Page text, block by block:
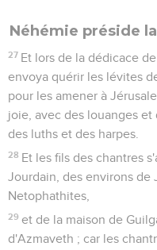
Néhémie préside
27 Et lors de la dédicace
envoya quérir les lévites
pour les amener à
joie, avec des louanges et
des luths et des harpes.
28 Et les fils des chantres
Jourdain, des environs de
Netophathites,
29 et de la maison de
d'Azmaveth ; car les